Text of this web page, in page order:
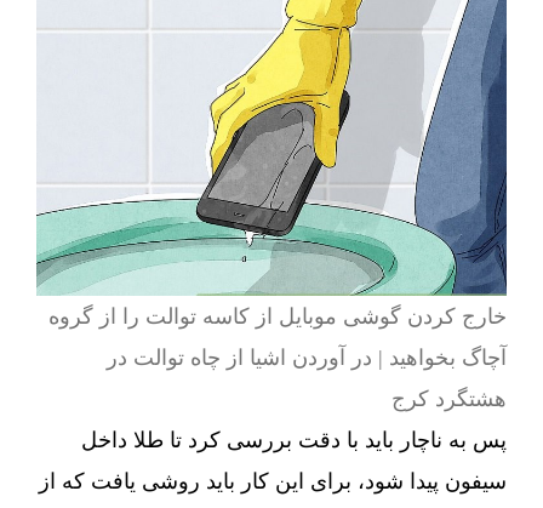
خارج کردن گوشی موبایل از کاسه توالت را از گروه
آچاگ بخواهید | در آوردن اشیا از چاه توالت در
هشتگرد کرج
پس به ناچار باید با دقت بررسی کرد تا طلا داخل
سیفون پیدا شود، برای این کار باید روشی یافت که از